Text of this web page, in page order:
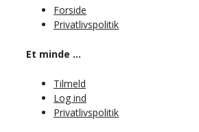
Forside
Privatlivspolitik
Et minde …
Tilmeld
Log ind
Privatlivspolitik